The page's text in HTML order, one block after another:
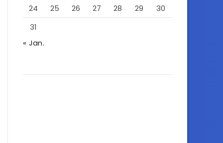
24
25 26 27 28 29
30
31
« Jan.